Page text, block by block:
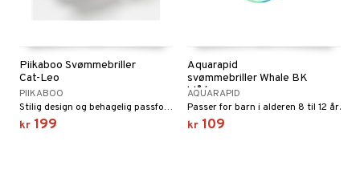
Piikaboo Svømmebriller
Cat-Leo
PIIKABOO
Stilig design og behagelig passform
kr 199
Aquarapid
svømmebriller Whale BK
blå/grønn
AQUARAPID
Passer for barn i alderen 8 til 12 år.
kr 109